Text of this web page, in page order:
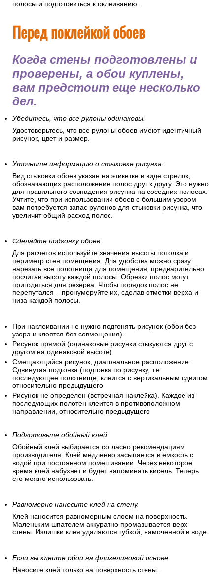
полосы и подготовиться к оклеиванию.
Перед поклейкой обоев
Когда стены подготовлены и
проверены, а обои куплены,
вам предстоит еще несколько
дел.
Убедитесь, что все рулоны одинаковы.
Удостоверьтесь, что все рулоны обоев имеют идентичный
рисунок, цвет и размер.
Уточните информацию о стыковке рисунка.
Вид стыковки обоев указан на этикетке в виде стрелок,
обозначающих расположение полос друг к другу. Это нужно
для правильного совпадения рисунка на соседних полосах.
Учтите, что при использовании обоев с большим узором
вам потребуется запас рулонов для стыковки рисунка, что
увеличит общий расход полос.
Сделайте подгонку обоев.
Для расчетов используйте значения высоты потолка и
периметр стен помещения. Для удобства можно сразу
нарезать все полотнища для помещения, предварительно
посчитав высоту каждой полосы. Обрезки полос могут
пригодиться для резерва. Чтобы порядок полос не
перепутался – пронумеруйте их, сделав отметки верха и
низа каждой полосы.
При наклеивании не нужно подгонять рисунок (обои без
узора и клеятся без совмещения).
Рисунок прямой (одинаковые рисунки стыкуются друг с
другом на одинаковой высоте).
Смещающийся рисунок, диагональное расположение.
Сдвинутая подгонка (подгонка по рисунку, т.е.
последующее полотнище, клеится с вертикальным сдвигом
относительно предыдущего
Рисунок не определен (встречная наклейка). Каждое из
последующих полотен клеится в противоположном
направлении, относительно предыдущего
Подготовьте обойный клей
Обойный клей выбирается согласно рекомендациям
производителя. Клей медленно засыпается в емкость с
водой при постоянном помешивании. Через некоторое
время клей набухнет и будет напоминать кисель. Теперь
его можно использовать.
Равномерно нанесите клей на стену.
Клей наносится равномерным слоем на поверхность.
Маленьким шпателем аккуратно промазывается верх
стены. Излишки клея удаляются губкой, намоченной в воде.
Если вы клеите обои на флизелиновой основе
Наносите клей только на поверхность стены.